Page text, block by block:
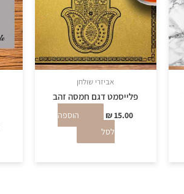
אביזרי שולחן
פלייסמט דגם חמסה זהב
₪15.00
הוספה
לסל